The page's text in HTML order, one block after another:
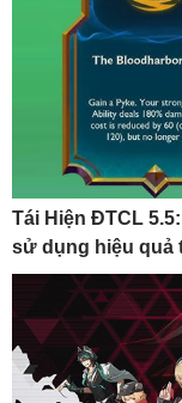
Tái Hiện ĐTCL
sử dụng hiệu quả